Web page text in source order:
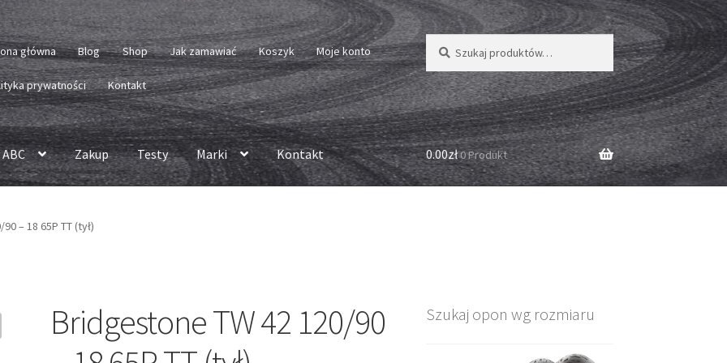
główna Blog Shop Jak zamawiać Koszyk Moje konto
prywatności Kontakt
Szukaj:
Szukaj
Zakup Testy Marki Kontakt 0.00zł0 Produkt
– 18 65P TT (tył)
Bridgestone TW 42 120/90
Szukaj opon wg rozmiaru